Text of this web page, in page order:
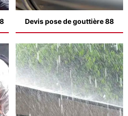
Devis pose de gouttière 88